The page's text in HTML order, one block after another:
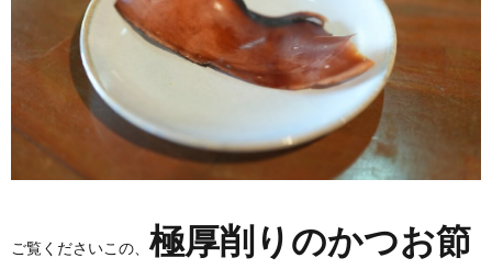
ご覧くださいこの、 極厚削りのかつお節